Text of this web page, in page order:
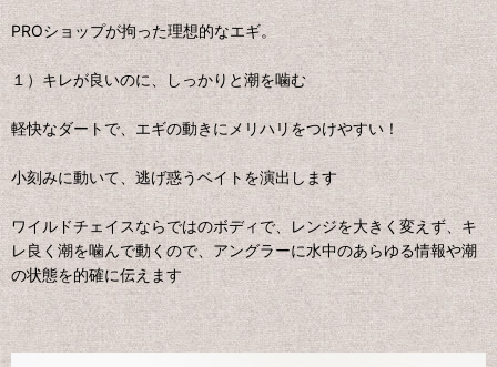
PROショップが拘った理想的なエギ。
１）キレが良いのに、しっかりと潮を噛む
軽快なダートで、エギの動きにメリハリをつけやすい！
小刻みに動いて、逃げ惑うベイトを演出します
ワイルドチェイスならではのボディで、レンジを大きく変えず、キ
レ良く潮を噛んで動くので、アングラーに水中のあらゆる情報や潮
の状態を的確に伝えます